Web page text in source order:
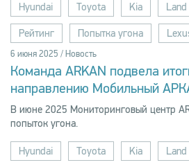
Hyundai Toyota Kia
Рейтинг Попытка угона
6 июня 2025 / Новость
Команда ARKAN подвела
направлению Мобильный
В июне 2025 Мониторинговый центр
попыток угона.
Hyundai Toyota Kia